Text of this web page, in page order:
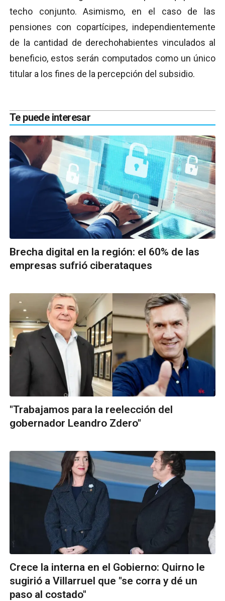
techo conjunto. Asimismo, en el caso de las
pensiones con copartícipes, independientemente
de la cantidad de derechohabientes vinculados al
beneficio, estos serán computados como un único
titular a los fines de la percepción del subsidio.
Te puede interesar
Brecha digital en la región: el 60% de las
empresas sufrió ciberataques
"Trabajamos para la reelección del
gobernador Leandro Zdero"
Crece la interna en el Gobierno: Quirno le
sugirió a Villarruel que "se corra y dé un
paso al costado"